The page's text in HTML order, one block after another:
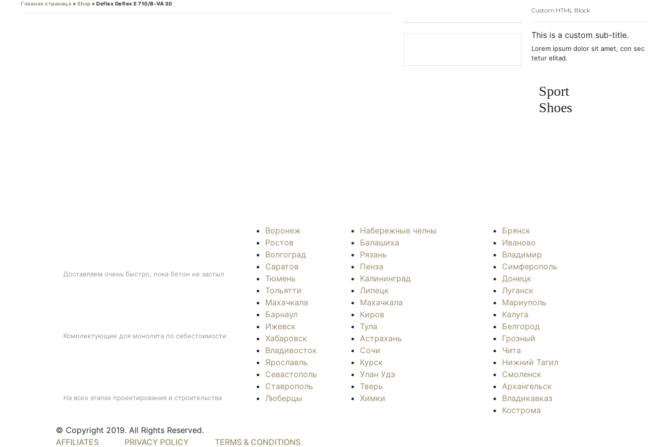
Главная страница » Shop » Deflex Deflex E 710/B-VA 30
Custom HTML Block
This is a custom sub-title.
Lorem ipsum dolor sit amet, con sec
tetur elitad.
Sport
Shoes
Доставляем очень быстро, пока бетон не застыл
Комплектующие для монолита по себестоимости
На всех этапах проектирования и строительства
Воронеж
Ростов
Волгоград
Саратов
Тюмень
Тольятти
Махачкала
Барнаул
Ижевск
Хабаровск
Владивосток
Ярославль
Севастополь
Ставрополь
Люберцы
Набережные челны
Балашиха
Рязань
Пенза
Калининград
Липецк
Махачкала
Киров
Тула
Астрахань
Сочи
Курск
Улан Удэ
Тверь
Химки
Брянск
Иваново
Владимир
Симферополь
Донецк
Луганск
Мариуполь
Калуга
Белгород
Грозный
Чита
Нижний Тагил
Смоленск
Архангельск
Владикавказ
Кострома
© Copyright 2019. All Rights Reserved.
AFFILIATES
PRIVACY POLICY TERMS & CONDITIONS